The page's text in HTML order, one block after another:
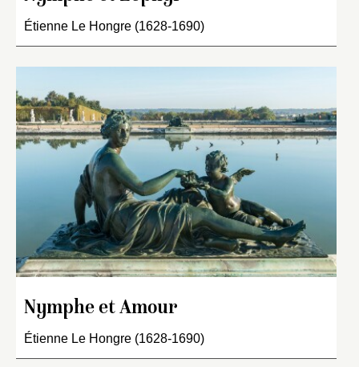
Étienne Le Hongre (1628-1690)
Nymphe et Amour
Étienne Le Hongre (1628-1690)